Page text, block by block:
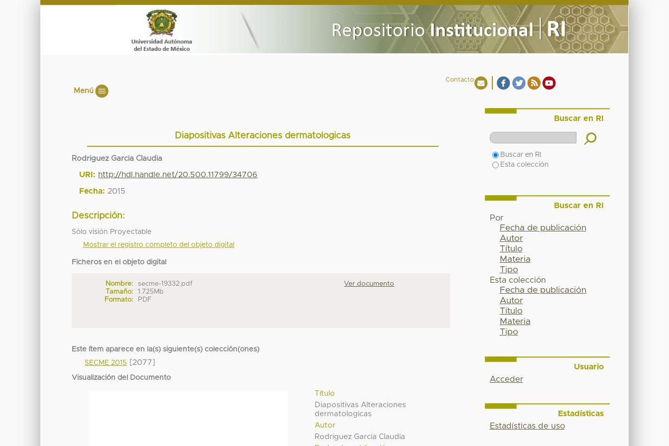
Contacto
Menú
Diapositivas Alteraciones dermatologicas
Rodriguez Garcia Claudia
URI: http://hdl.handle.net/20.500.11799/34706
Fecha: 2015
Descripción:
Sólo visión Proyectable
Mostrar el registro completo del objeto digital
Ficheros en el objeto digital
Nombre:
secme-19332.pdf
Tamaño:
1.725Mb
Formato:
PDF
Ver documento
Este ítem aparece en la(s) siguiente(s) colección(ones)
SECME 2015
[2077]
Visualización del Documento
Título
Diapositivas Alteraciones
dermatologicas
Autor
Rodriguez Garcia Claudia
Buscar en RI
Buscar en RI
Esta colección
Buscar en RI
Por
Fecha de publicación
Autor
Título
Materia
Tipo
Esta colección
Fecha de publicación
Autor
Título
Materia
Tipo
Usuario
Acceder
Estadísticas
Estadísticas de uso